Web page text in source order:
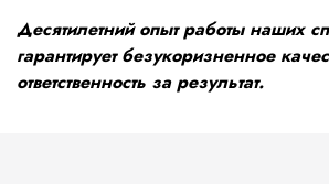
Десятилетний опыт работы наших
гарантирует безукоризненное
ответственность за результат.